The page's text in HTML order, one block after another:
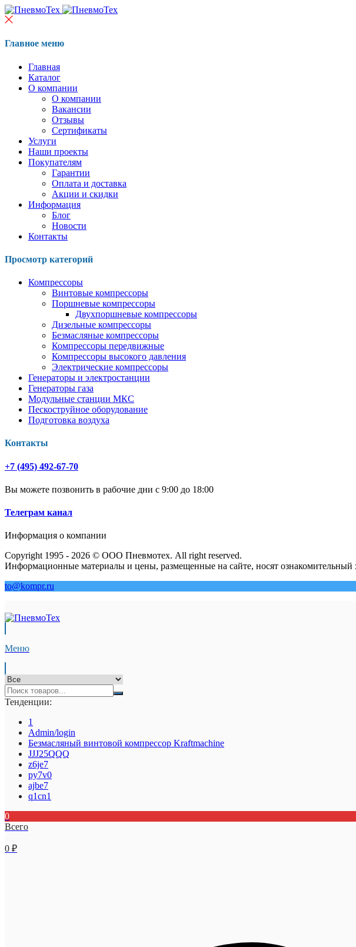
Главное меню
Главная
Каталог
О компании
О компании
Вакансии
Отзывы
Сертификаты
Услуги
Наши проекты
Покупателям
Гарантии
Оплата и доставка
Акции и скидки
Информация
Блог
Новости
Контакты
Просмотр категорий
Компрессоры
Винтовые компрессоры
Поршневые компрессоры
Двухпоршневые компрессоры
Дизельные компрессоры
Безмасляные компрессоры
Компрессоры передвижные
Компрессоры высокого давления
Электрические компрессоры
Генераторы и электростанции
Генераторы газа
Модульные станции МКС
Пескоструйное оборудование
Подготовка воздуха
Контакты
+7 (495) 492-67-70
Вы можете позвонить в рабочие дни с 9:00 до 18:00
Телеграм канал
Информация о компании
Copyright 1995 - 2026 © ООО Пневмотех. All right reserved.
Информационные материалы и цены, размещенные на сайте, носят ознакомительный
to@kompr.ru
Меню
Тенденции:
1
Admin/login
Безмасляный винтовой компрессор Kraftmaсhine
JJJ25QQQ
z6je7
py7v0
ajbe7
q1cn1
0
Всего
0 ₽